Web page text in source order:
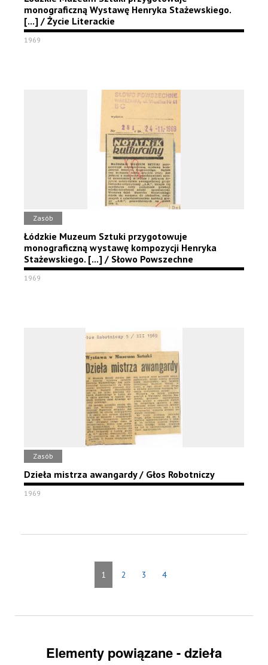
monograficzną Wystawę Henryka Stażewskiego.
[...] / Życie Literackie
1969
Zasób
Łódzkie Muzeum Sztuki przygotowuje
monograficzną wystawę kompozycji Henryka
Stażewskiego. [...] / Słowo Powszechne
1969
Zasób
Dzieła mistrza awangardy / Głos Robotniczy
1969
1 2 3 4
Elementy powiązane - dzieła